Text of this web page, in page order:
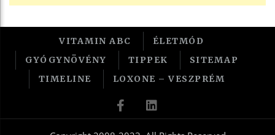
VITAMIN ABC
ÉLETMÓD
GYÓGYNÖVÉNY
TIPPEK
SITEMAP
TIMELINE
LOXONE – VESZPRÉM